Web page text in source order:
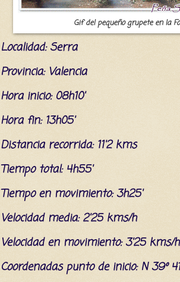
Gif del pequeño grupete en la
Localidad: Serra
Provincia: Valencia
Hora inicio: 08h10'
Hora fin: 13h05'
Distancia recorrida: 11'2 kms
Tiempo total: 4h55'
Tiempo en movimiento: 3h25'
Velocidad media: 2'25 kms/h
Velocidad en movimiento: 3'25 kms/h
Coordenadas punto de inicio: N 39º